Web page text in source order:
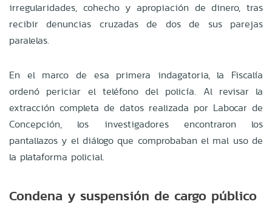
irregularidades, cohecho y apropiación de dinero, tras
recibir denuncias cruzadas de dos de sus parejas
paralelas.
En el marco de esa primera indagatoria, la Fiscalía
ordenó periciar el teléfono del policía. Al revisar la
extracción completa de datos realizada por Labocar de
Concepción, los investigadores encontraron los
pantallazos y el diálogo que comprobaban el mal uso de
la plataforma policial.
Condena y suspensión de cargo público